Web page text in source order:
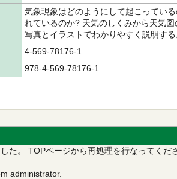
気象現象はどのようにして起こってい
れているのか? 天気のしくみから天気
写真とイラストでわかりやすく説明す
4-569-78176-1
978-4-569-78176-1
た。 TOPページから再処理を行なってくだ
administrator.